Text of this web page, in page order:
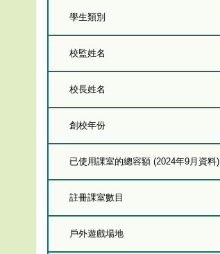
學生類別
校監姓名
校長姓名
創校年份
已使用課室的總容額 (2024年9月資料)
註冊課室數目
戶外遊戲場地